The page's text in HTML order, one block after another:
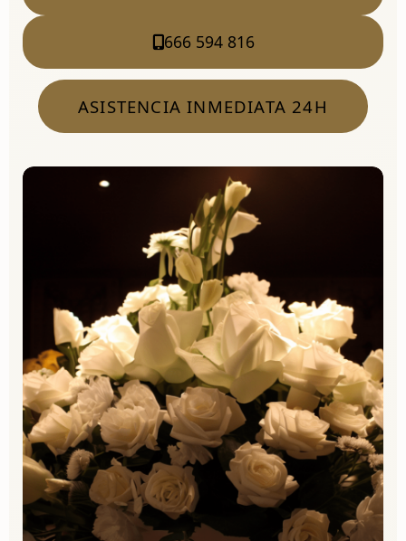
666 594 816
ASISTENCIA INMEDIATA 24H